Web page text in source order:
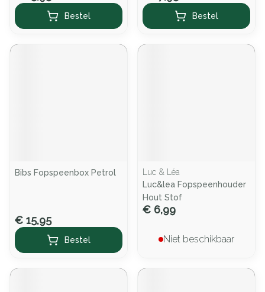
Bestel Bestel
Bibs Fopspeenbox Petrol
€ 15,95
Bestel
Luc & Léa
Luc&lea Fopspeenhouder
Hout Stof
€ 6,99
Niet beschikbaar